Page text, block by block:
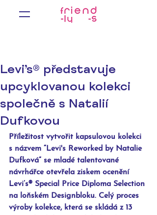
Levi’s® představuje
upcyklovanou kolekci
společně s Natalií
Dufkovou
Příležitost vytvořit kapsulovou kolekci
s názvem “Levi's Reworked by Natalie
Dufková” se mladé talentované
návrhářce otevřela ziskem ocenění
Levi’s® Special Price Diploma Selection
na loňském Designbloku. Celý proces
výroby kolekce, která se skládá z 13